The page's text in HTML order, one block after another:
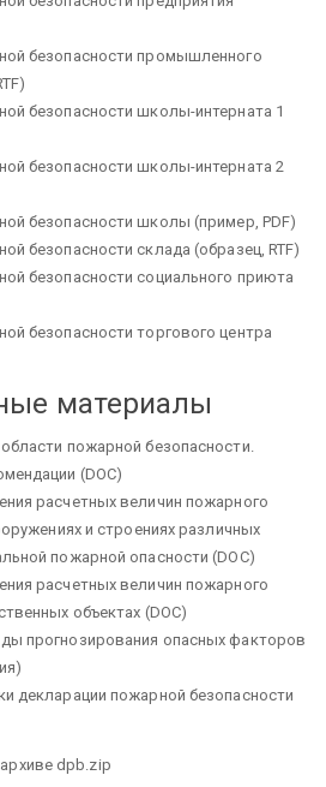
безопасности промышленного
безопасности школы-интерната 1
безопасности школы-интерната 2
безопасности школы (пример, PDF)
безопасности склада (образец, RTF)
безопасности социального приюта
безопасности торгового центра
материалы
пожарной безопасности.
(DOC)
расчетных величин пожарного
и строениях различных
пожарной опасности (DOC)
расчетных величин пожарного
объектах (DOC)
прогнозирования опасных факторов
декларации пожарной безопасности
dpb.zip